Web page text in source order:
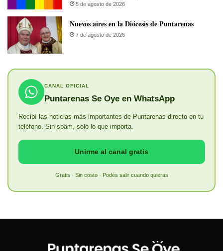
5 de agosto de 2026
​Nuevos aires en la Diócesis de Puntarenas
7 de agosto de 2026
CANAL OFICIAL
Puntarenas Se Oye en WhatsApp
Recibí las noticias más importantes de Puntarenas directo en tu
teléfono. Sin spam, solo lo que importa.
Unirme al canal gratis
Gratis · Sin costo · Podés salir cuando quieras